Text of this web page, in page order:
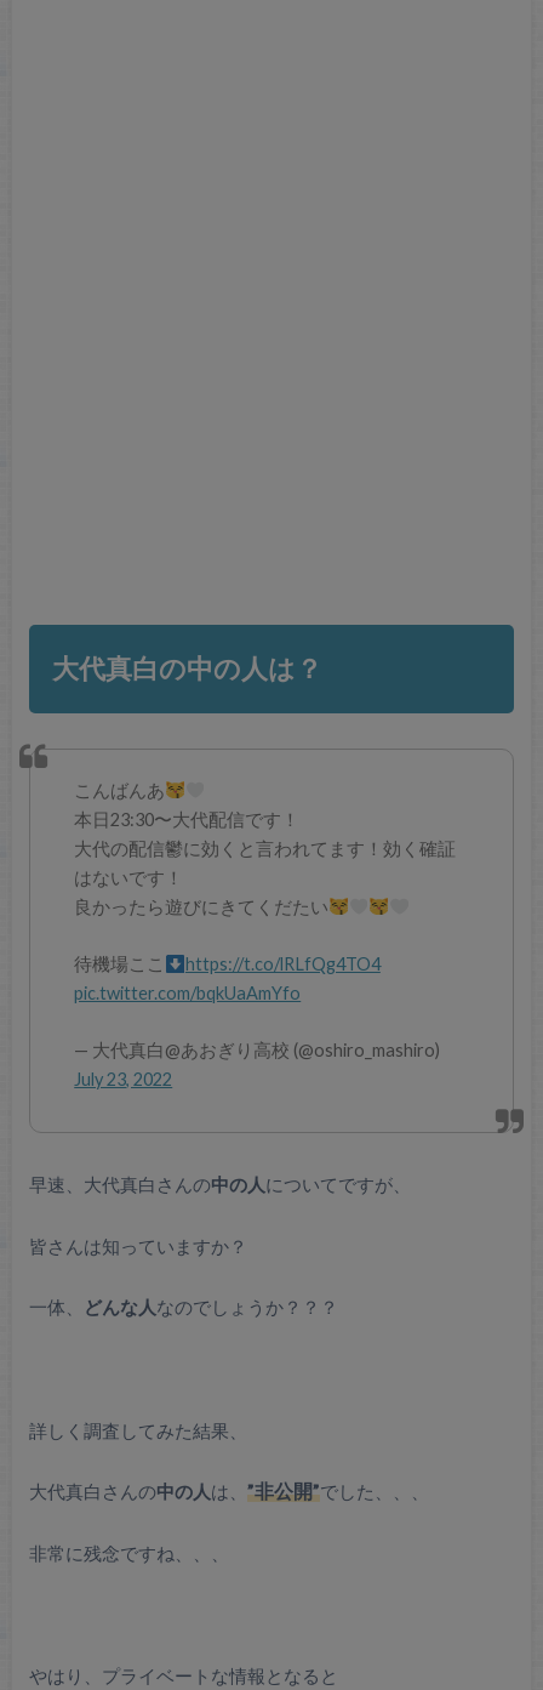
大代真白の中の人は？
こんばんあ
本日23:30〜大代配信です！
大代の配信鬱に効くと言われてます！効く確証
はないです！
良かったら遊びにきてくだたい
待機場ここ
https://t.co/lRLfQg4TO4
pic.twitter.com/bqkUaAmYfo
— 大代真白@あおぎり高校 (@oshiro_mashiro)
July 23, 2022
早速、大代真白さんの中の人についてですが、
皆さんは知っていますか？
一体、 どんな人なのでしょうか？？？
詳しく調査してみた結果、
大代真白さんの中の人は、 ”非公開”でした、、、
非常に残念ですね、、、
やはり、プライベートな情報となると